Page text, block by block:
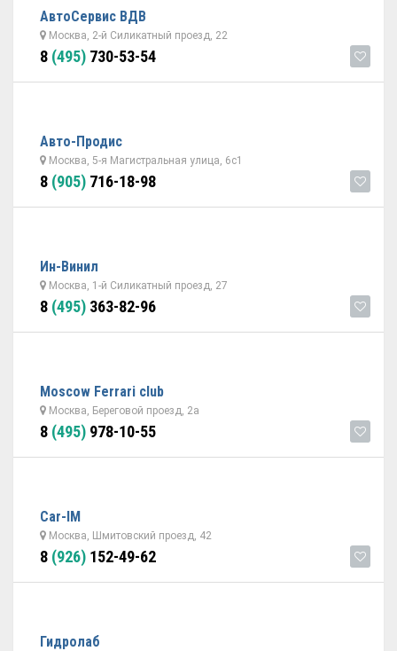
АвтоСервис ВДВ
Москва, 2-й Силикатный проезд, 22
8 (495) 730-53-54
Авто-Продис
Москва, 5-я Магистральная улица, 6с1
8 (905) 716-18-98
Ин-Винил
Москва, 1-й Силикатный проезд, 27
8 (495) 363-82-96
Moscow Ferrari club
Москва, Береговой проезд, 2а
8 (495) 978-10-55
Car-IM
Москва, Шмитовский проезд, 42
8 (926) 152-49-62
Гидролаб